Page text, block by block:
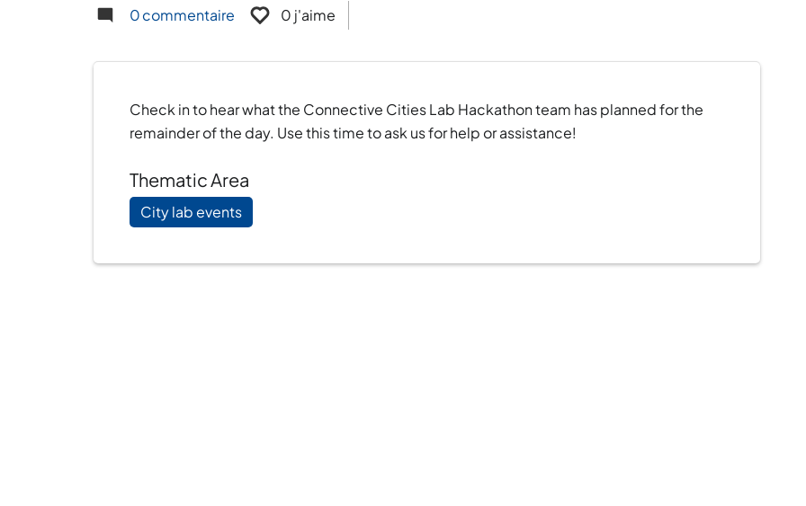
0commentaire 0 j'aime
Check in to hear what the Connective Cities Lab Hackathon team has planned for the
remainder of the day. Use this time to ask us for help or assistance!
Thematic Area
City lab events